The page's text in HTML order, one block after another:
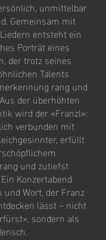
unmittelbar
Gemeinsam mit
entsteht ein
Porträt eines
der trotz seines
Talents
rang und
der überhöhten
wird der «Franzl»:
verbunden mit
erfüllt
und zutiefst
Konzertabend
Wort, der Franz
lässt – nicht
sondern als